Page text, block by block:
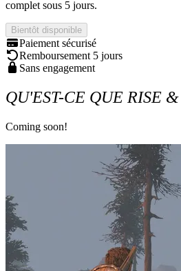
complet sous 5 jours.
Bientôt disponible
Paiement sécurisé
Remboursement 5 jours
Sans engagement
QU'EST-CE QUE RISE
Coming soon!